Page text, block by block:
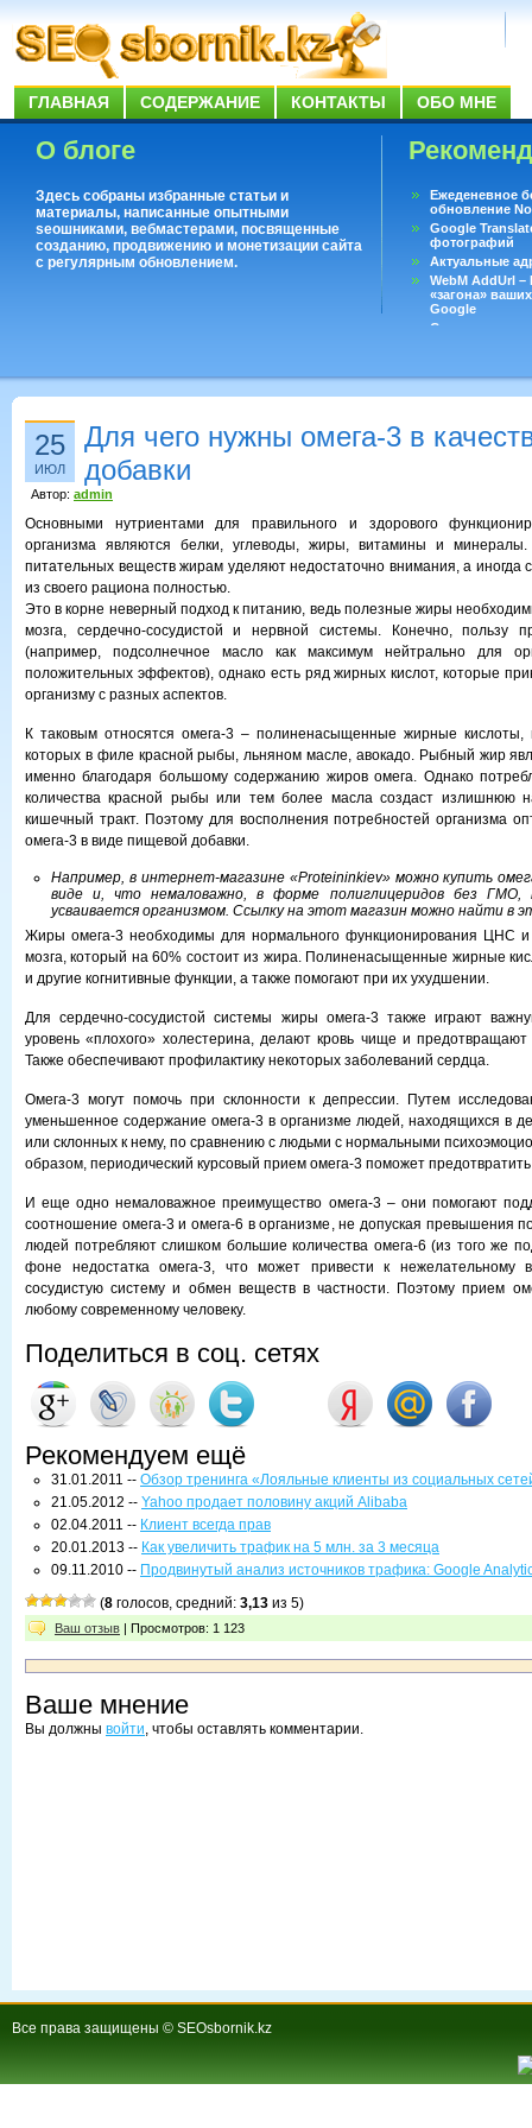
ГЛАВНАЯ СОДЕРЖАНИЕ КОНТАКТЫ ОБО МНЕ
О блоге
Здесь собраны избранные статьи и
материалы, написанные опытными
seoшниками, вебмастерами, посвященные
созданию, продвижению и монетизации сайта
с регулярным обновлением.
Ежеденевное
обновление
Google
фотографий
Актуальные
WebM AddUrl
«загона»
Google
Существует
25
ИЮЛ
Для чего нужны омега-3 в
добавки
Автор: admin
Основными нутриентами для правильного и здорового
организма являются белки, углеводы, жиры, витамины и
питательных веществ жирам уделяют недостаточно внимания, а иногда
из своего рациона полностью.
Это в корне неверный подход к питанию, ведь полезные жиры
мозга, сердечно-сосудистой и нервной системы. Конечно, пользу
(например, подсолнечное масло как максимум нейтрально для
положительных эффектов), однако есть ряд жирных кислот, которые
организму с разных аспектов.
К таковым относятся омега-3 – полиненасыщенные жирные кислоты,
которых в филе красной рыбы, льняном масле, авокадо. Рыбный жир
именно благодаря большому содержанию жиров омега. Однако
количества красной рыбы или тем более масла создаст излишнюю
кишечный тракт. Поэтому для восполнения потребностей организма
омега-3 в виде пищевой добавки.
Например, в интернет-магазине «Proteininkiev» можно купить
виде и, что немаловажно, в форме полиглицеридов без ГМО,
усваивается организмом. Ссылку на этот магазин можно найти в
Жиры омега-3 необходимы для нормального функционирования ЦНС и
мозга, который на 60% состоит из жира. Полиненасыщенные жирные
и другие когнитивные функции, а также помогают при их ухудшении.
Для сердечно-сосудистой системы жиры омега-3 также играют
уровень «плохого» холестерина, делают кровь чище и
Также обеспечивают профилактику некоторых заболеваний сердца.
Омега-3 могут помочь при склонности к депрессии. Путем
уменьшенное содержание омега-3 в организме людей, находящихся в
или склонных к нему, по сравнению с людьми с нормальными
образом, периодический курсовый прием омега-3 поможет
И еще одно немаловажное преимущество омега-3 – они помогают
соотношение омега-3 и омега-6 в организме, не допуская превышения
людей потребляют слишком большие количества омега-6 (из того же
фоне недостатка омега-3, что может привести к нежелательному
сосудистую систему и обмен веществ в частности. Поэтому прием
любому современному человеку.
Поделиться в соц. сетях
Рекомендуем ещё
31.01.2011 -- Обзор тренинга «Лояльные клиенты из социальных
21.05.2012 -- Yahoo продает половину акций Alibaba
02.04.2011 -- Клиент всегда прав
20.01.2013 -- Как увеличить трафик на 5 млн. за 3 месяца
09.11.2010 -- Продвинутый анализ источников трафика: Google
(8 голосов, средний: 3,13 из 5)
Ваш отзыв | Просмотров: 1 123
Ваше мнение
Вы должны войти, чтобы оставлять комментарии.
Все права защищены © SEOsbornik.kz